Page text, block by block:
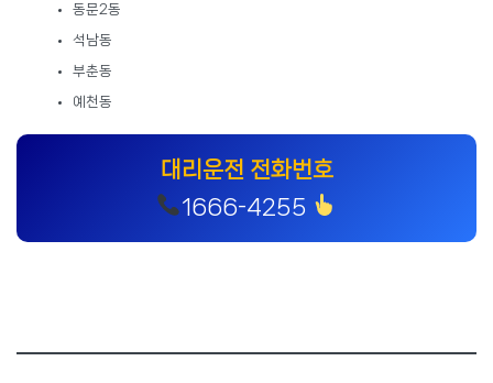
동문2동
석남동
부춘동
예천동
대리운전 전화번호
1666-4255